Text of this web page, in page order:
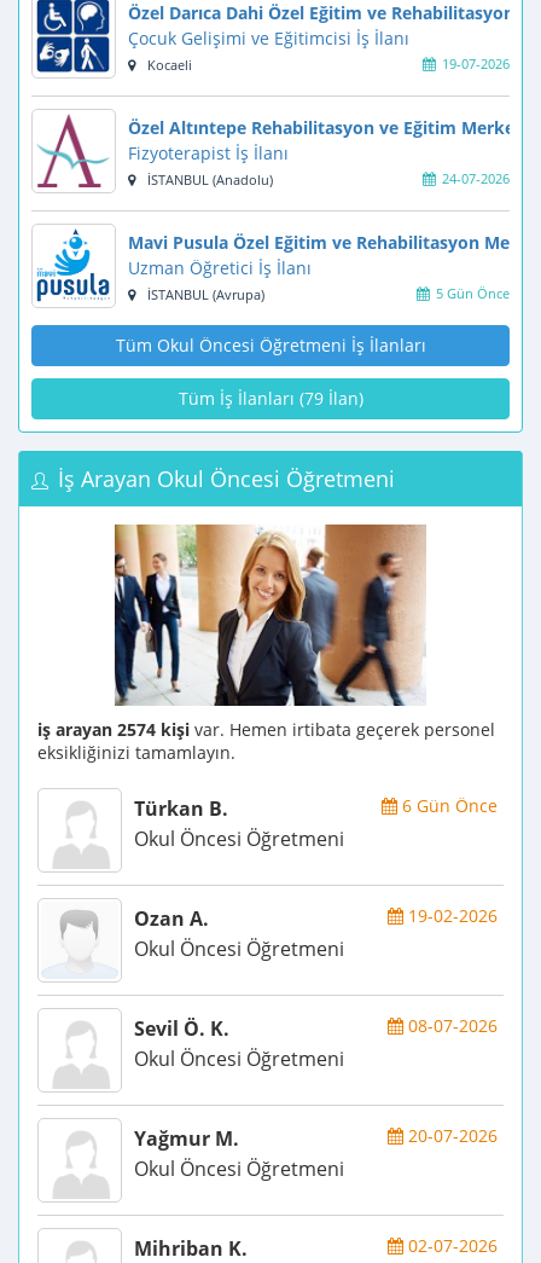
Özel Darıca Dahi Özel Eğitim ve Rehabilitasyon
Çocuk Gelişimi ve Eğitimcisi İş İlanı
19-07-2026
Kocaeli
Özel Altıntepe Rehabilitasyon ve Eğitim Merkezi
Fizyoterapist İş İlanı
24-07-2026
İSTANBUL (Anadolu)
Mavi Pusula Özel Eğitim ve Rehabilitasyon
Uzman Öğretici İş İlanı
5 Gün Önce
İSTANBUL (Avrupa)
Tüm Okul Öncesi Öğretmeni İş İlanları
Tüm İş İlanları (79 İlan)
İş Arayan Okul Öncesi Öğretmeni
iş arayan 2574 kişi var. Hemen irtibata geçerek personel
eksikliğinizi tamamlayın.
6 Gün Önce
Türkan B.
Okul Öncesi Öğretmeni
19-02-2026
Ozan A.
Okul Öncesi Öğretmeni
08-07-2026
Sevil Ö. K.
Okul Öncesi Öğretmeni
20-07-2026
Yağmur M.
Okul Öncesi Öğretmeni
02-07-2026
Mihriban K.